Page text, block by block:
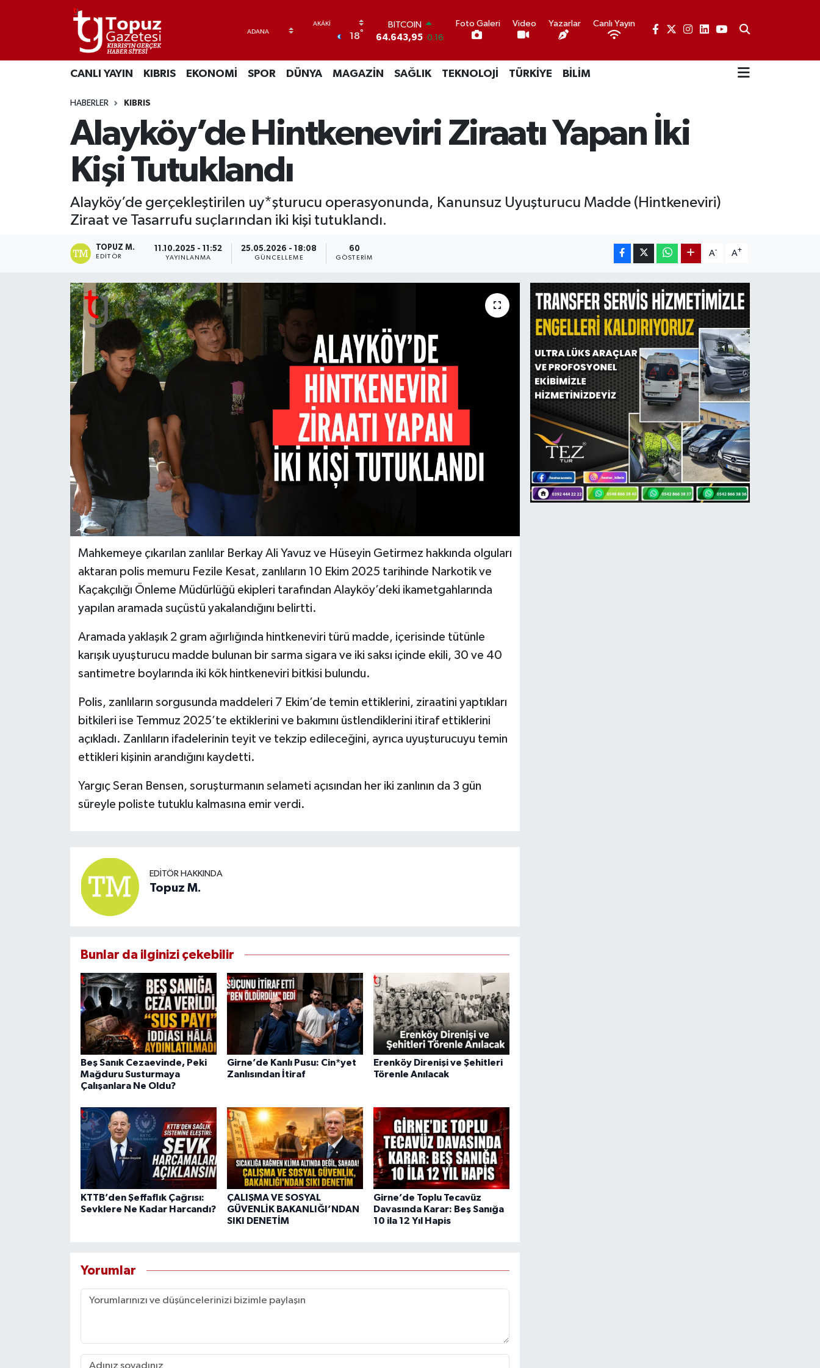
18°
BITCOIN
64.643,95 0.16
47,6006 0.06
EURO
GRAM ALTIN
6500.87
Foto Galeri Video Yazarlar Canlı Yayın
CANLI YAYIN KIBRIS EKONOMİ SPOR DÜNYA MAGAZİN SAĞLIK TEKNOLOJİ TÜRKİYE BİLİM
HABERLER KIBRIS
Alayköy’de Hintkeneviri Ziraatı Yapan İki
Kişi Tutuklandı
Alayköy’de gerçekleştirilen uy*şturucu operasyonunda, Kanunsuz Uyuşturucu Madde (Hintkeneviri)
Ziraat ve Tasarrufu suçlarından iki kişi tutuklandı.
TOPUZ M.
EDITÖR
11.10.2025 - 11:52
YAYINLANMA
25.05.2026 - 18:08
GÜNCELLEME
60
GÖSTERIM
A- A+
Mahkemeye çıkarılan zanlılar Berkay Ali Yavuz ve Hüseyin Getirmez hakkında olguları
aktaran polis memuru Fezile Kesat, zanlıların 10 Ekim 2025 tarihinde Narkotik ve
Kaçakçılığı Önleme Müdürlüğü ekipleri tarafından Alayköy’deki ikametgahlarında
yapılan aramada suçüstü yakalandığını belirtti.
Aramada yaklaşık 2 gram ağırlığında hintkeneviri türü madde, içerisinde tütünle
karışık uyuşturucu madde bulunan bir sarma sigara ve iki saksı içinde ekili, 30 ve 40
santimetre boylarında iki kök hintkeneviri bitkisi bulundu.
Polis, zanlıların sorgusunda maddeleri 7 Ekim’de temin ettiklerini, ziraatini yaptıkları
bitkileri ise Temmuz 2025’te ektiklerini ve bakımını üstlendiklerini itiraf ettiklerini
açıkladı. Zanlıların ifadelerinin teyit ve tekzip edileceğini, ayrıca uyuşturucuyu temin
ettikleri kişinin arandığını kaydetti.
Yargıç Seran Bensen, soruşturmanın selameti açısından her iki zanlının da 3 gün
süreyle poliste tutuklu kalmasına emir verdi.
EDITÖR HAKKINDA
Topuz M.
Bunlar da ilginizi çekebilir
Beş Sanık Cezaevinde, Peki
Mağduru Susturmaya
Çalışanlara Ne Oldu?
Girne’de Kanlı Pusu: Cin*yet
Zanlısından İtiraf
Erenköy Direnişi ve Şehitleri
Törenle Anılacak
KTTB’den Şeffaflık Çağrısı:
Sevklere Ne Kadar Harcandı?
ÇALIŞMA VE SOSYAL
GÜVENLİK BAKANLIĞI’NDAN
SIKI DENETİM
Girne’de Toplu Tecavüz
Davasında Karar: Beş Sanığa
10 ila 12 Yıl Hapis
Yorumlar
EKONOMİ
MAGAZİN
TÜRKİYE
Lefkoşa Nöbetçi Eczaneler
Lefkoşa Hava Durumu
Lefkoşa Trafik Yoğunluk Haritası
Süper Lig Puan Durumu ve Fikstür
Tüm Manşetler
Son Dakika Haberleri